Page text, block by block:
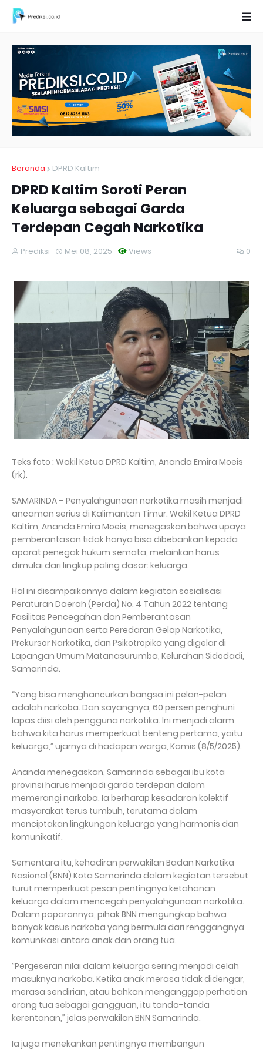
Beranda DPRD Kaltim
DPRD Kaltim Soroti Peran
Keluarga sebagai Garda
Terdepan Cegah Narkotika
Prediksi Views
Mei 08, 2025 0
Teks foto : Wakil Ketua DPRD Kaltim, Ananda Emira Moeis
(rk).
SAMARINDA – Penyalahgunaan narkotika masih menjadi
ancaman serius di Kalimantan Timur. Wakil Ketua DPRD
Kaltim, Ananda Emira Moeis, menegaskan bahwa upaya
pemberantasan tidak hanya bisa dibebankan kepada
aparat penegak hukum semata, melainkan harus
dimulai dari lingkup paling dasar: keluarga.
Hal ini disampaikannya dalam kegiatan sosialisasi
Peraturan Daerah (Perda) No. 4 Tahun 2022 tentang
Fasilitas Pencegahan dan Pemberantasan
Penyalahgunaan serta Peredaran Gelap Narkotika,
Prekursor Narkotika, dan Psikotropika yang digelar di
Lapangan Umum Matanasurumba, Kelurahan Sidodadi,
Samarinda.
“Yang bisa menghancurkan bangsa ini pelan-pelan
adalah narkoba. Dan sayangnya, 60 persen penghuni
lapas diisi oleh pengguna narkotika. Ini menjadi alarm
bahwa kita harus memperkuat benteng pertama, yaitu
keluarga,” ujarnya di hadapan warga, Kamis (8/5/2025).
Ananda menegaskan, Samarinda sebagai ibu kota
provinsi harus menjadi garda terdepan dalam
memerangi narkoba. Ia berharap kesadaran kolektif
masyarakat terus tumbuh, terutama dalam
menciptakan lingkungan keluarga yang harmonis dan
komunikatif.
Sementara itu, kehadiran perwakilan Badan Narkotika
Nasional (BNN) Kota Samarinda dalam kegiatan tersebut
turut memperkuat pesan pentingnya ketahanan
keluarga dalam mencegah penyalahgunaan narkotika.
Dalam paparannya, pihak BNN mengungkap bahwa
banyak kasus narkoba yang bermula dari renggangnya
komunikasi antara anak dan orang tua.
“Pergeseran nilai dalam keluarga sering menjadi celah
masuknya narkoba. Ketika anak merasa tidak didengar,
merasa sendirian, atau bahkan menganggap perhatian
orang tua sebagai gangguan, itu tanda-tanda
kerentanan,” jelas perwakilan BNN Samarinda.
Ia juga menekankan pentingnya membangun